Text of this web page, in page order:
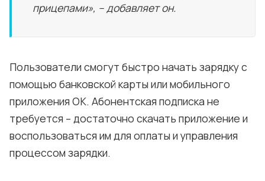
прицепами», – добавляет он.
Пользователи смогут быстро начать зарядку с
помощью банковской карты или мобильного
приложения OK. Абонентская подписка не
требуется – достаточно скачать приложение и
воспользоваться им для оплаты и управления
процессом зарядки.